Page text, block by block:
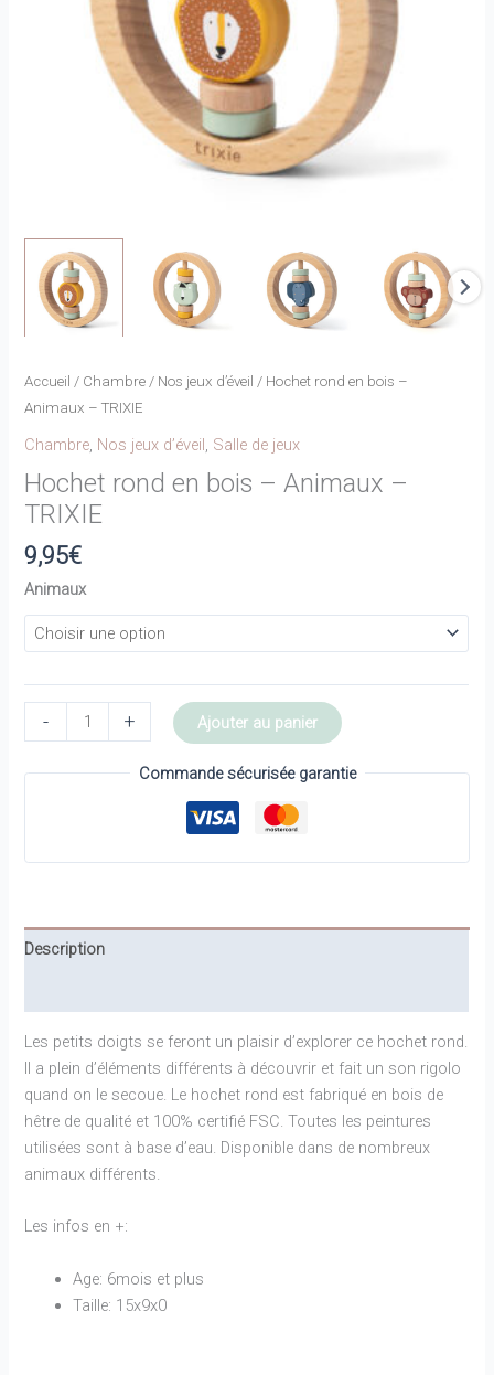
Accueil / Chambre / Nos jeux d’éveil / Hochet rond en bois –
Animaux – TRIXIE
Chambre, Nos jeux d’éveil, Salle de jeux
Hochet rond en bois – Animaux –
TRIXIE
9,95€
Animaux
-
de
-
TRIXIE
+ Ajouter au panier
Commande sécurisée garantie
Description
Les petits doigts se feront un plaisir d’explorer ce hochet rond.
Il a plein d’éléments différents à découvrir et fait un son rigolo
quand on le secoue. Le hochet rond est fabriqué en bois de
hêtre de qualité et 100% certifié FSC. Toutes les peintures
utilisées sont à base d’eau. Disponible dans de nombreux
animaux différents.
Les infos en +:
Age: 6mois et plus
Taille: 15x9x0